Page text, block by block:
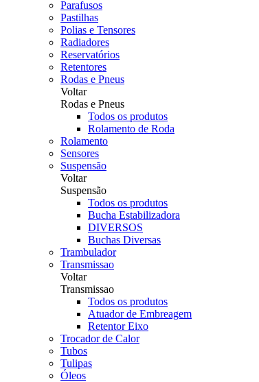
Parafusos
Pastilhas
Polias e Tensores
Radiadores
Reservatórios
Retentores
Rodas e Pneus
Voltar
Rodas e Pneus
Todos os produtos
Rolamento de Roda
Rolamento
Sensores
Suspensão
Voltar
Suspensão
Todos os produtos
Bucha Estabilizadora
DIVERSOS
Buchas Diversas
Trambulador
Transmissao
Voltar
Transmissao
Todos os produtos
Atuador de Embreagem
Retentor Eixo
Trocador de Calor
Tubos
Tulipas
Óleos